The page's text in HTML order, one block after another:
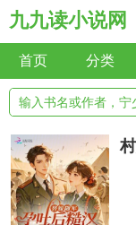
九九读小说网
首页 分类